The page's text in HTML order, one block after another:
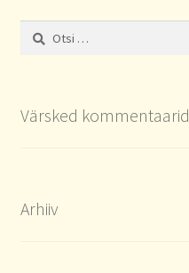
Otsi:
Värsked kommentaarid
Arhiiv